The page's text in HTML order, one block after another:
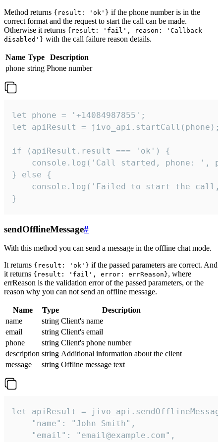
Method returns {result: 'ok'} if the phone number is in the
correct format and the request to start the call can be made.
Otherwise it returns {result: 'fail', reason: 'Callback
disabled'} with the call failure reason details.
Name Type
Description
phone string Phone number
let phone = '+14084987855';
let apiResult = jivo_api.startCall(phone);
if (apiResult.result === 'ok') {
console.log('Call started, phone: ',
} else {
console.log('Failed to start the
}
sendOfflineMessage#
With this method you can send a message in the offline chat mode.
It returns {result: 'ok'} if the passed parameters are correct. And
it returns {result: 'fail', error: errReason}, where
errReason is the validation error of the passed parameters, or the
reason why you can not send an offline message.
Name Type
Description
name
string Client's name
email
string Client's email
phone
string Client's phone number
description string Additional information about the client
message
string Offline message text
let apiResult =
    "name": "John Smith",
    "email": "email@example.com",